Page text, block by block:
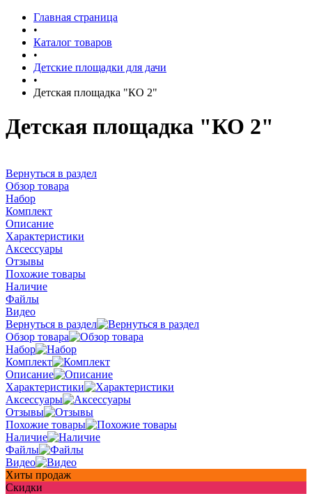
Главная страница
•
Каталог товаров
•
Детские площадки для дачи
•
Детская площадка "КО 2"
Детская площадка "КО 2"
Вернуться в раздел
Обзор товара
Набор
Комплект
Описание
Характеристики
Аксессуары
Отзывы
Похожие товары
Наличие
Файлы
Видео
Вернуться в раздел
Обзор товара
Набор
Комплект
Описание
Характеристики
Аксессуары
Отзывы
Похожие товары
Наличие
Файлы
Видео
Хиты продаж
Скидки